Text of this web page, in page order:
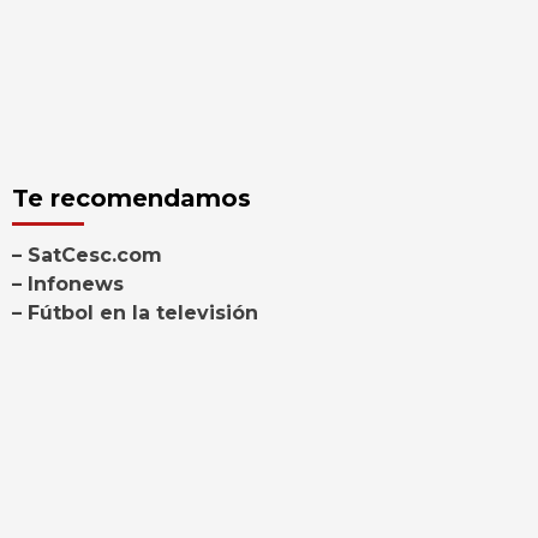
Te recomendamos
– SatCesc.com
– Infonews
– Fútbol en la televisión